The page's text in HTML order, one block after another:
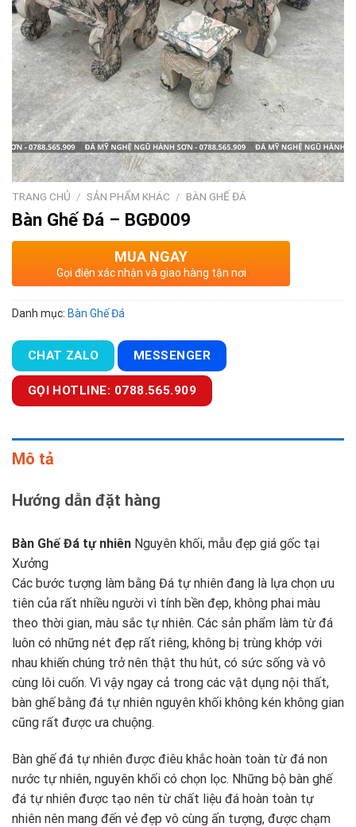
TRANG CHỦ / SẢN PHẨM KHÁC / BÀN GHẾ ĐÁ
Bàn Ghế Đá – BGĐ009
MUA NGAY
Gọi điện xác nhận và giao hàng tận nơi
Danh mục: Bàn Ghế Đá
CHAT ZALO MESSENGER
GỌI HOTLINE: 0788.565.909
Mô tả
Hướng dẫn đặt hàng
Bàn Ghế Đá tự nhiên Nguyên khối, mẫu đẹp giá gốc tại
Xưởng
Các bước tượng làm bằng Đá tự nhiên đang là lựa chọn ưu
tiên của rất nhiều người vì tính bền đẹp, không phai màu
theo thời gian, màu sắc tự nhiên. Các sản phẩm làm từ đá
luôn có những nét đẹp rất riêng, không bị trùng khớp với
nhau khiến chúng trở nên thật thu hút, có sức sống và vô
cùng lôi cuốn. Vì vậy ngay cả trong các vật dụng nội thất,
bàn ghế bằng đá tự nhiên nguyên khối không kén không gian
cũng rất được ưa chuộng.
Bàn ghế đá tự nhiên được điêu khắc hoàn toàn từ đá non
nước tự nhiên, nguyên khối có chọn lọc. Những bộ bàn ghế
đá tự nhiên được tạo nên từ chất liệu đá hoàn toàn tự
nhiên nên mang đến vẻ đẹp vô cùng ấn tượng, được chạm